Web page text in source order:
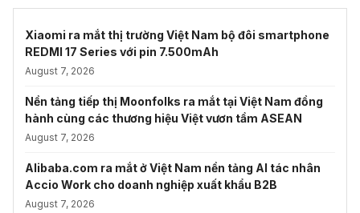
Xiaomi ra mắt thị trường Việt Nam bộ đôi smartphone
REDMI 17 Series với pin 7.500mAh
August 7, 2026
Nền tảng tiếp thị Moonfolks ra mắt tại Việt Nam đồng
hành cùng các thương hiệu Việt vươn tầm ASEAN
August 7, 2026
Alibaba.com ra mắt ở Việt Nam nền tảng AI tác nhân
Accio Work cho doanh nghiệp xuất khẩu B2B
August 7, 2026